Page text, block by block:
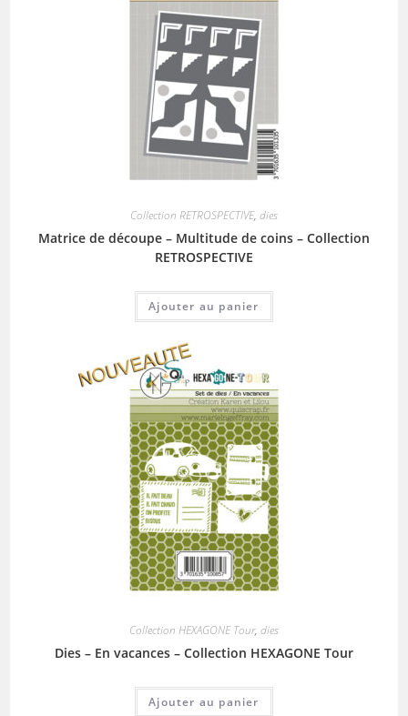
Collection RETROSPECTIVE, dies
Matrice de découpe – Multitude de coins – Collection
RETROSPECTIVE
Ajouter au panier
Collection HEXAGONE Tour, dies
Dies – En vacances – Collection HEXAGONE Tour
Ajouter au panier